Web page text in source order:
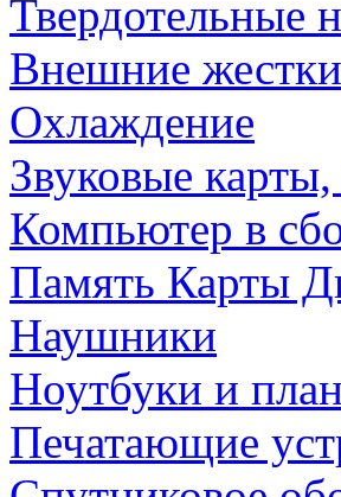
Твердотельные
Внешние
Охлаждение
Звуковые
Компьютер в
Память Карты
Наушники
Ноутбуки и
Печатающие